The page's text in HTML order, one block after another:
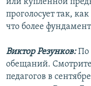
или купленной
проголосует так,
что более
Виктор Резунков:По
обещаний.
педагогов в